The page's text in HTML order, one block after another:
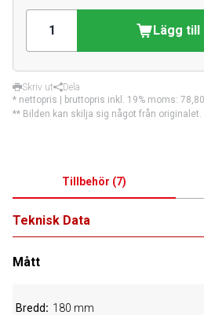
Lägg till
Skriv ut
Dela
* nettopris | bruttopris inkl. 19% moms:
** Bilden kan skilja sig något från originalet.
Tillbehör (7)
Teknisk Data
Mått
Bredd 180 mm